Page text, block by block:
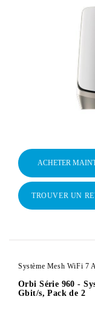
ACHETER
TROUVER UN
Système Mesh WiFi 7
Orbi Série 960 -
Gbit/s, Pack de 2